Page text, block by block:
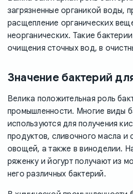
загрязненные органикой воды,
расщепление органических
неорганических. Такие
очищения сточных вод, в
Значение бактерий
Велика положительная роль
промышленности. Многие виды
используются для получения
продуктов, сливочного масла и
овощей, а также в виноделии.
ряженку и йогурт получают из
него различных бактерий.